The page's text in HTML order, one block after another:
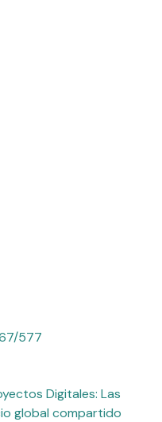
577
Digitales: Las
global compartido